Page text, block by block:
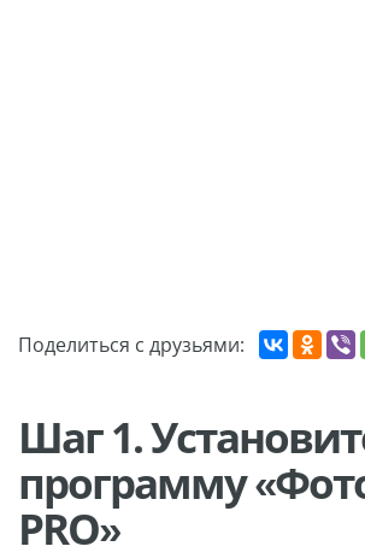
Поделиться с друзьями:
Шаг 1.
программу
PRO»